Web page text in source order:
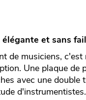
et sans
de musiciens,
Une plaque
avec une
d'instrumentistes.